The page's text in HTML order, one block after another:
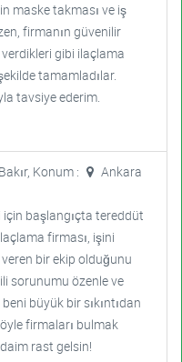
maske takması ve iş
firmanın güvenilir
gibi ilaçlama
tamamladılar.
tavsiye ederim.
Konum :
Ankara
başlangıçta tereddüt
firması, işini
bir ekip olduğunu
sorunumu özenle ve
büyük bir sıkıntıdan
firmaları bulmak
rast gelsin!